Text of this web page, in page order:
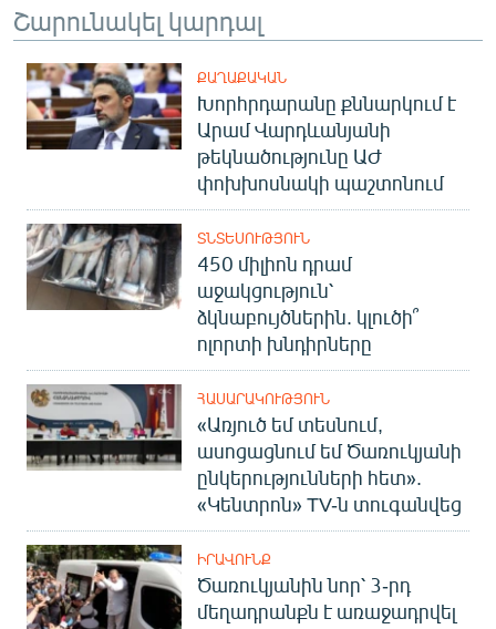
Շարունակել կարդալ
ՔԱՂԱՔԱԿԱՆ
Խորհրդարանը քննարկում է
Արամ Վարդևանյանի
թեկնածությունը ԱԺ
փոխխոսնակի պաշտոնում
ՏՆՏԵՍՈՒԹՅՈՒՆ
450 միլիոն դրամ
աջակցություն՝
ձկնաբույծներին. կլուծի՞
ոլորտի խնդիրները
ՀԱՍԱՐԱԿՈՒԹՅՈՒՆ
«Առյուծ եմ տեսնում,
ասոցացնում եմ Ծառուկյանի
ընկերությունների հետ».
«Կենտրոն» TV-ն տուգանվեց
ԻՐԱՎՈՒՆՔ
Ծառուկյանին նոր՝ 3-րդ
մեղադրանքն է առաջադրվել